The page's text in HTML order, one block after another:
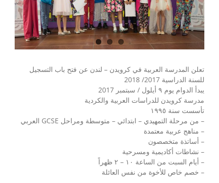
تعلن المدرسة العربية في كرويدن – لندن عن فتح باب التسجيل
للسنة الدراسية 2017/ 2018
يبدأ الدوام يوم ٩ أيلول / سبتمبر 2017
مدرسة كرويدن للدراسات العربية والكردية
تأسست سنة ١٩٩٥
– من مرحلة التمهيدي – ابتدائي – متوسطة ومراحل GCSE العربي
– مناهج عربية معتمدة
– أساتذة متخصصون
– نشاطات أكاديمية ومسرحية
– أيام السبت من الساعة ١٠ – ٢ ظهراً
– خصم خاص للأخوة من نفس العائلة